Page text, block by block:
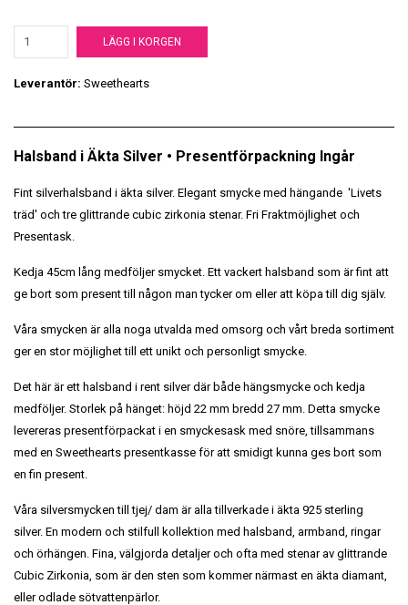
LÄGG I KORGEN
Leverantör: Sweethearts
Halsband i Äkta Silver • Presentförpackning Ingår
Fint silverhalsband i äkta silver. Elegant smycke med hängande 'Livets
träd' och tre glittrande cubic zirkonia stenar. Fri Fraktmöjlighet och
Presentask.
Kedja 45cm lång medföljer smycket. Ett vackert halsband som är fint att
ge bort som present till någon man tycker om eller att köpa till dig själv.
Våra smycken är alla noga utvalda med omsorg och vårt breda sortiment
ger en stor möjlighet till ett unikt och personligt smycke.
Det här är ett halsband i rent silver där både hängsmycke och kedja
medföljer. Storlek på hänget: höjd 22 mm bredd 27 mm. Detta smycke
levereras presentförpackat i en smyckesask med snöre, tillsammans
med en Sweethearts presentkasse för att smidigt kunna ges bort som
en fin present.
Våra silversmycken till tjej/ dam är alla tillverkade i äkta 925 sterling
silver. En modern och stilfull kollektion med halsband, armband, ringar
och örhängen. Fina, välgjorda detaljer och ofta med stenar av glittrande
Cubic Zirkonia, som är den sten som kommer närmast en äkta diamant,
eller odlade sötvattenpärlor.